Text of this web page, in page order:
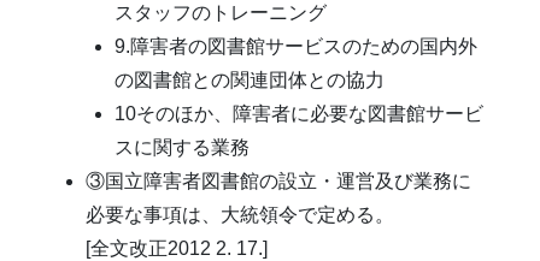
スタッフのトレーニング
9.障害者の図書館サービスのための国内外
の図書館との関連団体との協力
10そのほか、障害者に必要な図書館サービ
スに関する業務
③国立障害者図書館の設立・運営及び業務に
必要な事項は、大統領令で定める。
[全文改正2012 2. 17.]